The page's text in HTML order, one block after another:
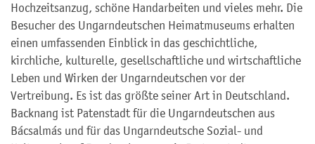
Hochzeitsanzug, schöne Handarbeiten und vieles mehr. Die
Besucher des Ungarndeutschen Heimatmuseums erhalten
einen umfassenden Einblick in das geschichtliche,
kirchliche, kulturelle, gesellschaftliche und wirtschaftliche
Leben und Wirken der Ungarndeutschen vor der
Vertreibung. Es ist das größte seiner Art in Deutschland.
Backnang ist Patenstadt für die Ungarndeutschen aus
Bácsalmás und für das Ungarndeutsche Sozial- und